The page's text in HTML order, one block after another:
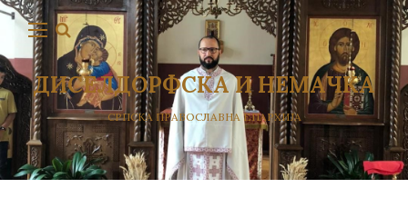
ДИСЕЛДОРФСКА И НЕМАЧКА
СРПСКА ПРАВОСЛАВНА ЕПАРХИЈА